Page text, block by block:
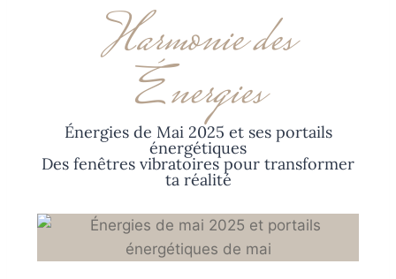
Harmonie des
Énergies
Énergies de Mai 2025 et ses portails
énergétiques
Des fenêtres vibratoires pour transformer
ta réalité